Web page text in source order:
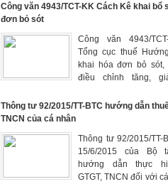
Công văn 4943/TCT-KK Cách Kê khai bổ
đơn bỏ sót
Công văn 4943/
Tổng cục thuế
khai hóa đơn bỏ sót,
điều chỉnh tăng,
chỉnh thuế GTGT
Thông tư 92/2015/TT-BTC hướng dẫn
TNCN của cá nhân
Thông tư 92/2015/TT-
15/6/2015 của Bộ
hướng dẫn thực
GTGT, TNCN đối với